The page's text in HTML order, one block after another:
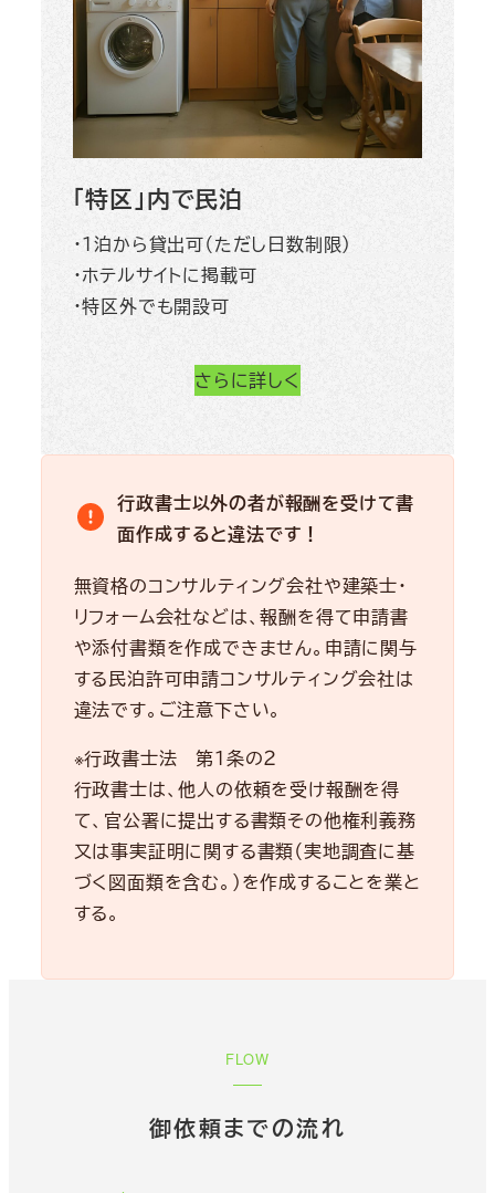
「特区」内で民泊
・１泊から貸出可（ただし日数制限）
・ホテルサイトに掲載可
・特区外でも開設可
さらに詳しく
行政書士以外の者が報酬を受けて書
面作成すると違法です！
無資格のコンサルティング会社や建築士・
リフォーム会社などは、報酬を得て申請書
や添付書類を作成できません。申請に関与
する民泊許可申請コンサルティング会社は
違法です。ご注意下さい。
※行政書士法 第１条の２
行政書士は、他人の依頼を受け報酬を得
て、官公署に提出する書類その他権利義務
又は事実証明に関する書類（実地調査に基
づく図面類を含む。）を作成することを業と
する。
FLOW
御依頼までの流れ